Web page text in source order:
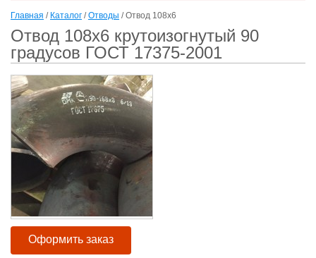
Главная / Каталог /Отводы / Отвод 108х6
Отвод 108х6 крутоизогнутый 90
градусов ГОСТ 17375-2001
Оформить заказ